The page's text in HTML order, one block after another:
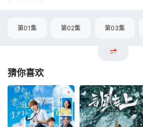
第01集 第02集 第03集
猜你喜欢